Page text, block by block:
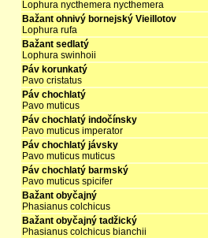
Lophura nycthemera nycthemera
Bažant ohnivý bornejský Vieillotov
Lophura rufa
Bažant sedlatý
Lophura swinhoii
Páv korunkatý
Pavo cristatus
Páv chochlatý
Pavo muticus
Páv chochlatý indočínsky
Pavo muticus imperator
Páv chochlatý jávsky
Pavo muticus muticus
Páv chochlatý barmský
Pavo muticus spicifer
Bažant obyčajný
Phasianus colchicus
Bažant obyčajný tadžický
Phasianus colchicus bianchii